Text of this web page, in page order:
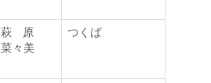
萩原
菜々美
つくば